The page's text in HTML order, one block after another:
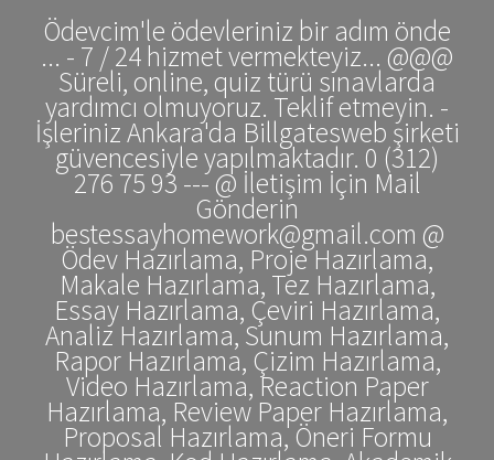
Ödevcim'le ödevleriniz bir adım önde
... - 7 / 24 hizmet vermekteyiz... @@@
Süreli, online, quiz türü sınavlarda
yardımcı olmuyoruz. Teklif etmeyin. -
İşleriniz Ankara'da Billgatesweb şirketi
güvencesiyle yapılmaktadır. 0 (312)
276 75 93 --- @ İletişim İçin Mail
Gönderin
bestessayhomework@gmail.com @
Ödev Hazırlama, Proje Hazırlama,
Makale Hazırlama, Tez Hazırlama,
Essay Hazırlama, Çeviri Hazırlama,
Analiz Hazırlama, Sunum Hazırlama,
Rapor Hazırlama, Çizim Hazırlama,
Video Hazırlama, Reaction Paper
Hazırlama, Review Paper Hazırlama,
Proposal Hazırlama, Öneri Formu